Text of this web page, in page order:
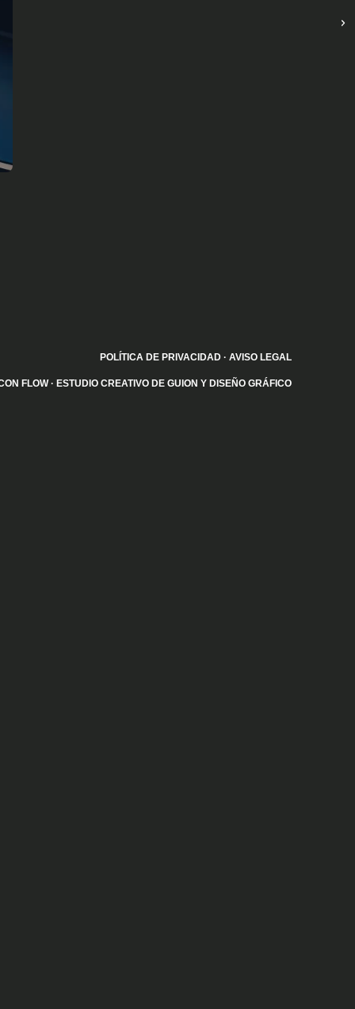
POLÍTICA DE PRIVACIDAD · AVISO LEGAL
FLOW· ESTUDIO CREATIVO DE GUION Y DISEÑO GRÁFICO